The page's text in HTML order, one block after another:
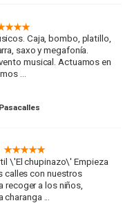
Caja, bombo, platillo,
saxo y megafonía.
musical. Actuamos en
...
Pasacalles
\'El chupinazo\' Empieza
calles con nuestros
recoger a los niños,
...